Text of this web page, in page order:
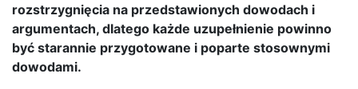
rozstrzygnięcia na przedstawionych dowodach i
argumentach, dlatego każde uzupełnienie powinno
być starannie przygotowane i poparte stosownymi
dowodami.